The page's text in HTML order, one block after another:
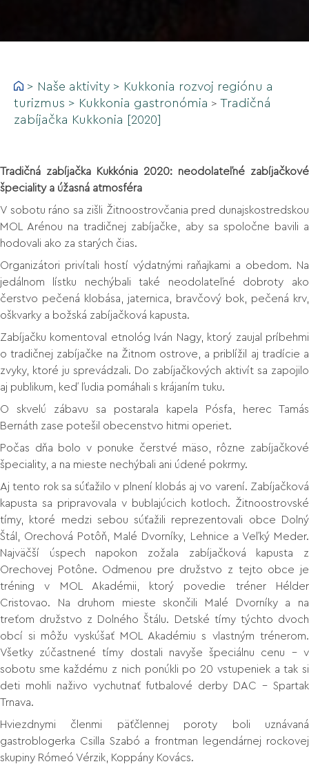
> Naše aktivity > Kukkonia rozvoj regiónu a
turizmus > Kukkonia gastronómia > Tradičná
zabíjačka Kukkonia [2020]
Tradičná zabíjačka Kukkónia 2020: neodolateľné zabíjačkové
špeciality a úžasná atmosféra
V sobotu ráno sa zišli Žitnoostrovčania pred dunajskostredskou
MOL Arénou na tradičnej zabíjačke, aby sa spoločne bavili a
hodovali ako za starých čias.
Organizátori privítali hostí výdatnými raňajkami a obedom. Na
jedálnom lístku nechýbali také neodolateľné dobroty ako
čerstvo pečená klobása, jaternica, bravčový bok, pečená krv,
oškvarky a božská zabíjačková kapusta.
Zabíjačku komentoval etnológ Iván Nagy, ktorý zaujal príbehmi
o tradičnej zabíjačke na Žitnom ostrove, a priblížil aj tradície a
zvyky, ktoré ju sprevádzali. Do zabíjačkových aktivít sa zapojilo
aj publikum, keď ľudia pomáhali s krájaním tuku.
O skvelú zábavu sa postarala kapela Pósfa, herec Tamás
Bernáth zase potešil obecenstvo hitmi operiet.
Počas dňa bolo v ponuke čerstvé mäso, rôzne zabíjačkové
špeciality, a na mieste nechýbali ani údené pokrmy.
Aj tento rok sa súťažilo v plnení klobás aj vo varení. Zabíjačková
kapusta sa pripravovala v bublajúcich kotloch. Žitnoostrovské
tímy, ktoré medzi sebou súťažili reprezentovali obce Dolný
Štál, Orechová Potôň, Malé Dvorníky, Lehnice a Veľký Meder.
Najväčší úspech napokon zožala zabíjačková kapusta z
Orechovej Potône. Odmenou pre družstvo z tejto obce je
tréning v MOL Akadémii, ktorý povedie tréner Hélder
Cristovao. Na druhom mieste skončili Malé Dvorníky a na
treťom družstvo z Dolného Štálu. Detské tímy týchto dvoch
obcí si môžu vyskúšať MOL Akadémiu s vlastným trénerom.
Všetky zúčastnené tímy dostali navyše špeciálnu cenu – v
sobotu sme každému z nich ponúkli po 20 vstupeniek a tak si
deti mohli naživo vychutnať futbalové derby DAC – Spartak
Trnava.
Hviezdnymi členmi päťčlennej poroty boli uznávaná
gastroblogerka Csilla Szabó a frontman legendárnej rockovej
skupiny Rómeó Vérzik, Koppány Kovács.